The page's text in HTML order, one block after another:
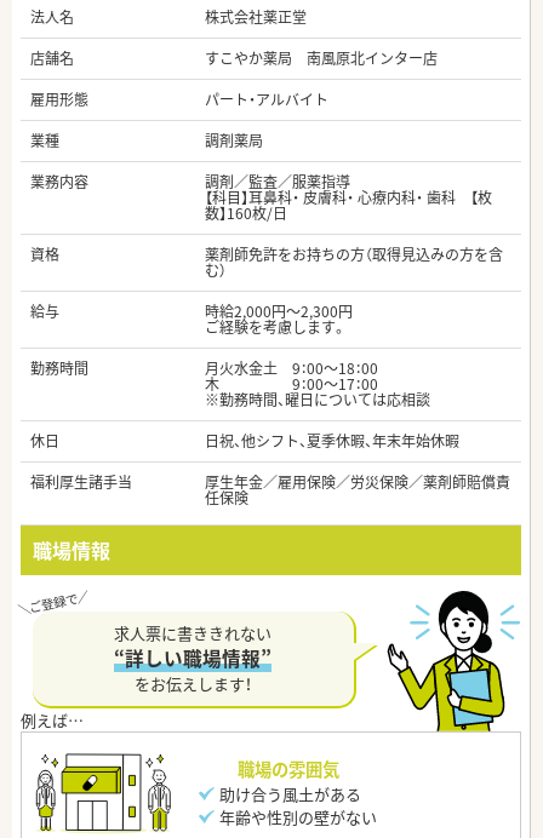
法人名
株式会社薬正堂
店舗名
すこやか薬局 南風原北インター店
雇用形態
パート・アルバイト
業種
調剤薬局
業務内容
調剤／監査／服薬指導
【科目】耳鼻科・ 皮膚科・ 心療内科・ 歯科 【枚
数】160枚/日
資格
薬剤師免許をお持ちの方（取得見込みの方を含
む）
給与
時給2,000円～2,300円
ご経験を考慮します。
勤務時間
月火水金土 9：00～18：00
木 9：00～17：00
※勤務時間、曜日については応相談
休日
日祝、他シフト、夏季休暇、年末年始休暇
福利厚生諸手当
厚生年金／雇用保険／労災保険／薬剤師賠償責
任保険
職場情報
求人票に書ききれない
“詳しい職場情報”
をお伝えします！
職場の雰囲気
助け合う風土がある
年齢や性別の壁がない